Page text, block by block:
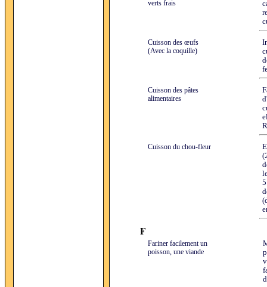
verts frais
Cuisson des œufs
(Avec la coquille)
Cuisson des pâtes
alimentaires
Cuisson du chou-fleur
F
Fariner facilement un
poisson, une viande